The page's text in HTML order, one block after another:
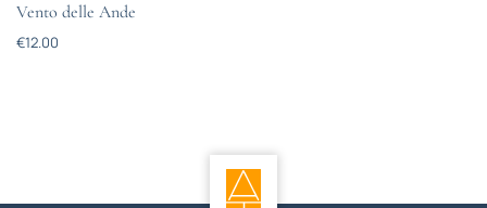
Vento delle Ande
€12.00